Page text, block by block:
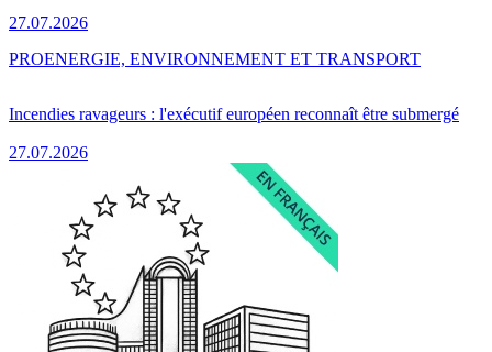
27.07.2026
Incendies ravageurs : l'exécutif européen reconnaît être submergé
27.07.2026
PROENERGIE, ENVIRONNEMENT ET TRANSPORT